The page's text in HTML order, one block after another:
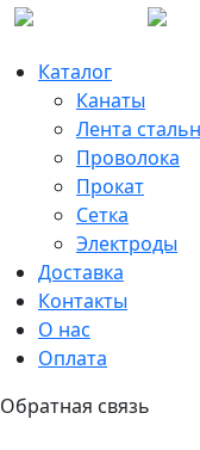
Каталог
Канаты
Лента
Проволока
Прокат
Сетка
Электроды
Доставка
Контакты
О нас
Оплата
Обратная связь